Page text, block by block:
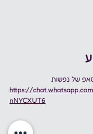
של נפשות
https://
nNYCXUT6